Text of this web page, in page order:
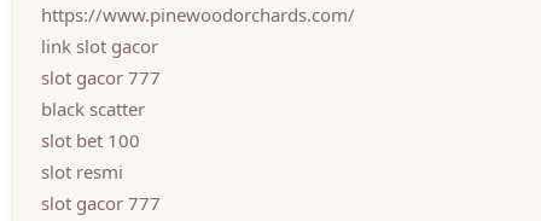
https://www.pinewoodorchards.com/
link slot gacor
slot gacor 777
black scatter
slot bet 100
slot resmi
slot gacor 777